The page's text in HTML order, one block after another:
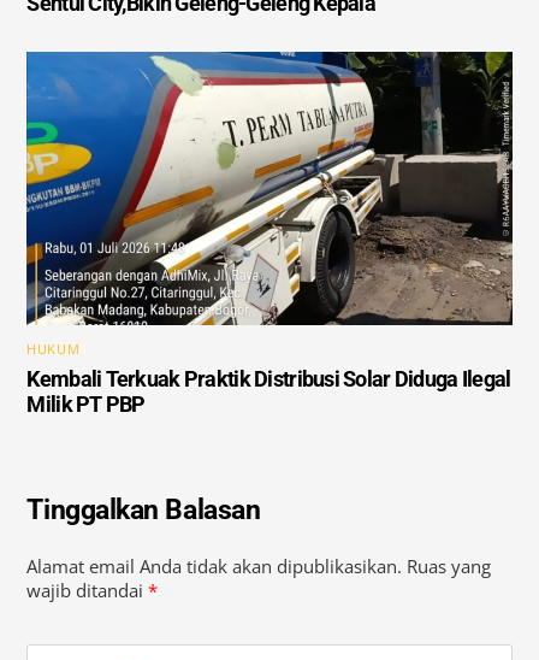
HUKUM
Kembali Terkuak Praktik Distribusi Solar Diduga Ilegal
Milik PT PBP
Tinggalkan Balasan
Alamat email Anda tidak akan dipublikasikan. Ruas yang
wajib ditandai*